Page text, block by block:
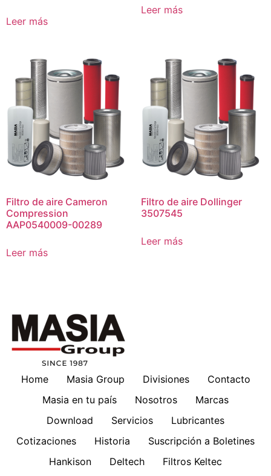
Leer más
Leer más
Filtro de aire Cameron
Compression
AAP0540009-00289
Leer más
Filtro de aire Dollinger
3507545
Leer más
Home Masia Group Divisiones
Contacto
Masia en tu país
Nosotros
Marcas
Download
Servicios
Lubricantes
Cotizaciones
Historia
Suscripción a Boletines
Hankison
Deltech
Filtros Keltec